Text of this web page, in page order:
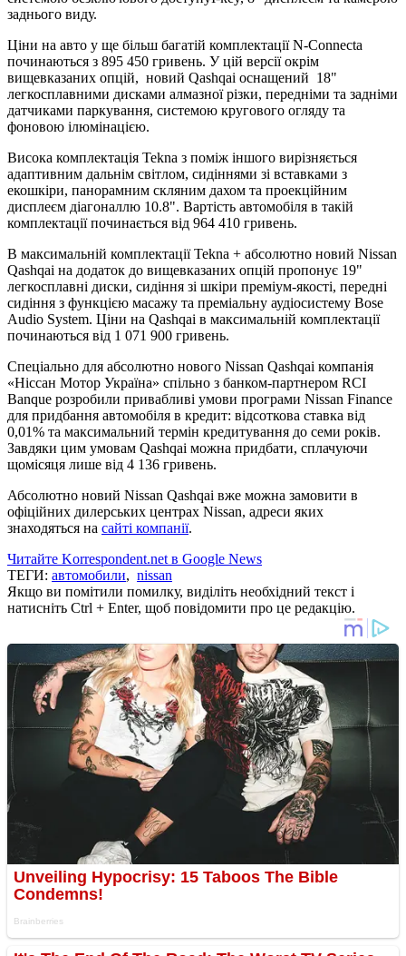
заднього виду.
Ціни на авто у ще більш багатій комплектації N-Connecta
починаються з 895 450 гривень. У цій версії окрім
вищевказаних опцій, новий Qashqai оснащений 18"
легкосплавними дисками алмазної різки, передніми та задніми
датчиками паркування, системою кругового огляду та
фоновою ілюмінацією.
Висока комплектація Tekna з поміж іншого вирізняється
адаптивним дальнім світлом, сидіннями зі вставками з
екошкіри, панорамним скляним дахом та проекційним
дисплеєм діагоналлю 10.8". Вартість автомобіля в такій
комплектації починається від 964 410 гривень.
В максимальній комплектації Tekna + абсолютно новий Nissan
Qashqai на додаток до вищевказаних опцій пропонує 19"
легкосплавні диски, сидіння зі шкіри преміум-якості, передні
сидіння з функцією масажу та преміальну аудіосистему Bose
Audio System. Ціни на Qashqai в максимальній комплектації
починаються від 1 071 900 гривень.
Спеціально для абсолютно нового Nissan Qashqai компанія
«Ніссан Мотор Україна» спільно з банком-партнером RCI
Banque розробили привабливі умови програми Nissan Finance
для придбання автомобіля в кредит: відсоткова ставка від
0,01% та максимальний термін кредитування до семи років.
Завдяки цим умовам Qashqai можна придбати, сплачуючи
щомісяця лише від 4 136 гривень.
Абсолютно новий Nissan Qashqai вже можна замовити в
офіційних дилерських центрах Nissan, адреси яких
знаходяться на сайті компанії.
Читайте Korrespondent.net в Google News
ТЕГИ: автомобили, nissan
Якщо ви помітили помилку, виділіть необхідний текст і
натисніть Ctrl + Enter, щоб повідомити про це редакцію.